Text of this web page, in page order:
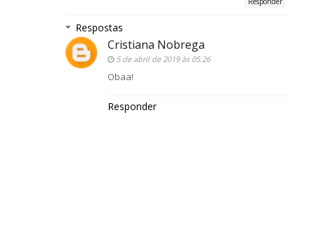
Respostas
Cristiana Nobrega
5 de abril de 2019 às 05:26
Obaa!
Responder